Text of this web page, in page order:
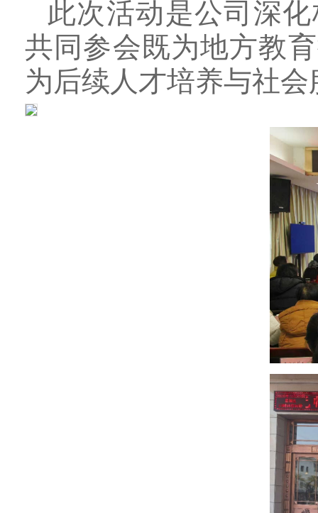
此次活动是公司深
共同参会既为地方教
为后续人才培养与社